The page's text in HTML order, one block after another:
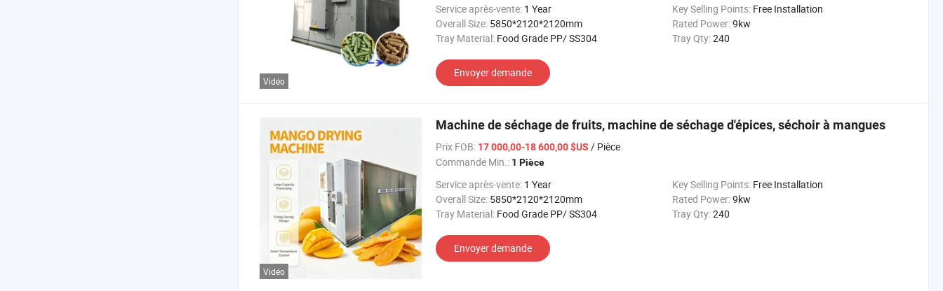
Vidéo
Service après-vente: 1 Year Key Selling Points: Free Installation
Overall Size: 5850*2120*2120mm Rated Power:9kw
Tray Material: Food Grade PP/ SS304 Tray Qty:240
Envoyer demande
Vidéo
Machine de séchage de fruits, machine de séchage d'épices, séchoir à mangues
Prix FOB: 17 000,00-18 600,00 $US / Pièce
Commande Min.: 1 Pièce
Service après-vente: 1 Year Key Selling Points: Free Installation
Overall Size: 5850*2120*2120mm Rated Power:9kw
Tray Material: Food Grade PP/ SS304 Tray Qty:240
Envoyer demande